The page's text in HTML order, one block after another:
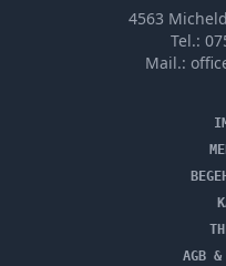
4563
Tel.:
Mail.:
AGB &